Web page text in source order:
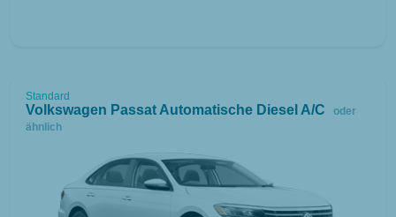
Standard
Volkswagen Passat Automatische Diesel A/C
oder
ähnlich